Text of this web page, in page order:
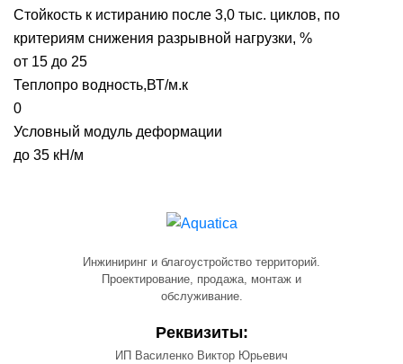
Стойкость к истиранию после 3,0 тыс. циклов, по
критериям снижения разрывной нагрузки, %
от 15 до 25
Теплопро водность,ВТ/м.к
0
Условный модуль деформации
до 35 кН/м
Инжиниринг и благоустройство территорий.
Проектирование, продажа, монтаж и
обслуживание.
Реквизиты:
ИП Василенко Виктор Юрьевич